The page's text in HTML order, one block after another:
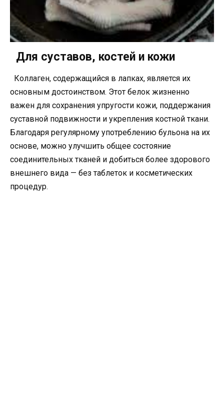
Для суставов, костей и кожи
Коллаген, содержащийся в лапках, является их
основным достоинством. Этот белок жизненно
важен для сохранения упругости кожи, поддержания
суставной подвижности и укрепления костной ткани.
Благодаря регулярному употреблению бульона на их
основе, можно улучшить общее состояние
соединительных тканей и добиться более здорового
внешнего вида — без таблеток и косметических
процедур.